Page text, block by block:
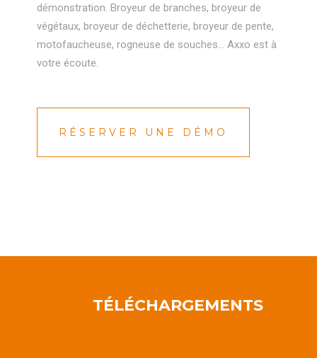
démonstration. Broyeur de branches, broyeur de
végétaux, broyeur de déchetterie, broyeur de pente,
motofaucheuse, rogneuse de souches… Axxo est à
votre écoute.
RÉSERVER UNE DÉMO
TÉLÉCHARGEMENTS